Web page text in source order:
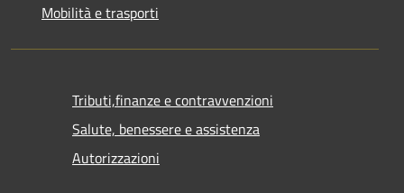
Mobilità e trasporti
Tributi,finanze e contravvenzioni
Salute, benessere e assistenza
Autorizzazioni